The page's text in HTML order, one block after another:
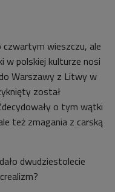
czwartym wieszczu, ale
w polskiej kulturze nosi
Warszawy z Litwy w
został
o tym wątki
też zmagania z carską
dwudziestolecie